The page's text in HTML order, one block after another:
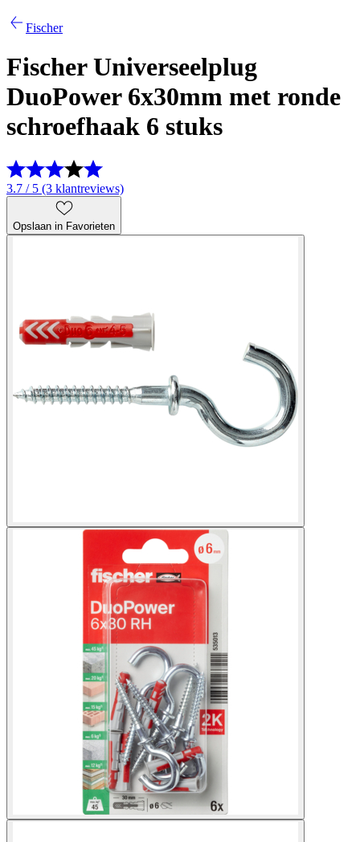
Fischer
Fischer Universeelplug
DuoPower 6x30mm met ronde
schroefhaak 6 stuks
3.7 / 5 (3 klantreviews)
Opslaan in Favorieten